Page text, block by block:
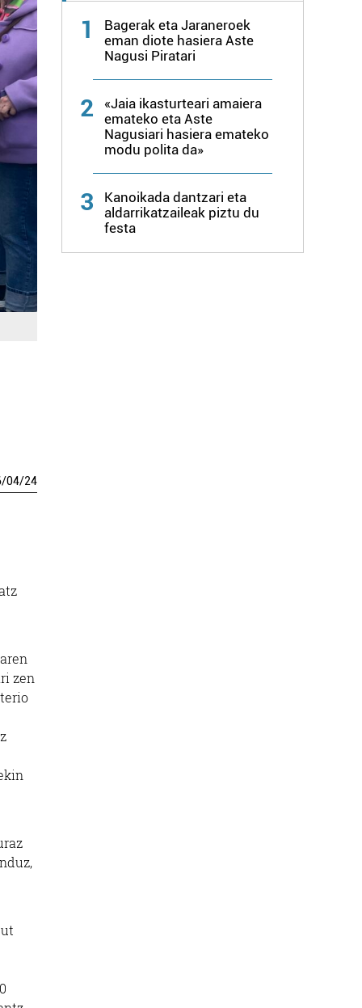
/04/24
zen
1
Bagerak eta Jaraneroek
eman diote hasiera Aste
Nagusi Piratari
2
«Jaia ikasturteari amaiera
emateko eta Aste
Nagusiari hasiera emateko
modu polita da»
3
Kanoikada dantzari eta
aldarrikatzaileak piztu du
festa